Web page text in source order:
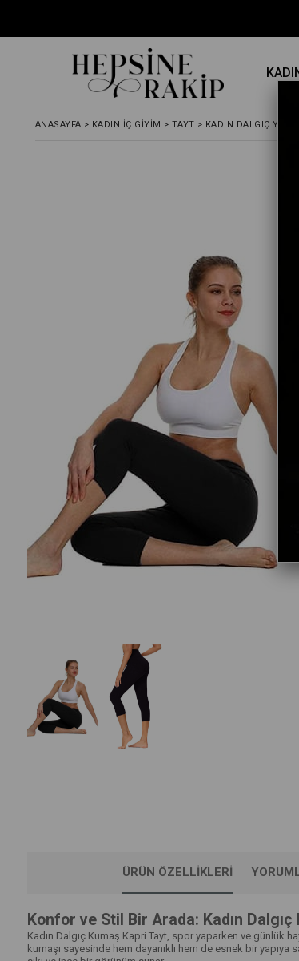
ANASAYFA > KADIN İÇ GIYIM > TAYT > KADIN DALGIÇ
ÜRÜN ÖZELLIKLERI
Konfor ve Stil Bir Arada: Kadın
Kadın Dalgıç Kumaş Kapri Tayt, spor yaparken ve günlük
kumaşı sayesinde hem dayanıklı hem de esnek bir